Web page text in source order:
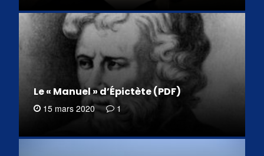
Le « Manuel » d’Épictète (PDF)
15 mars 2020 1